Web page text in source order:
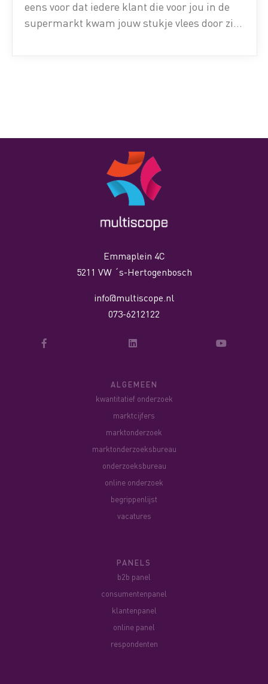
eens voor dat iedere klant die voor jou in de
supermarkt kwam jouw stukje vlees door zijn
Emmaplein 4C
5211 VW ´s-Hertogenbosch
info@multiscope.nl
073-6212122
ALGEMEEN
kwantitatief onderzoek
marktcijfers
marktonderzoek
marktonderzoeksbureau
onderzoeksbureau
online onderzoek
begrippenlijst
vacatures
PANELS
b2b panel
consumentenpanel
klantenpanel
online panel
respondenten